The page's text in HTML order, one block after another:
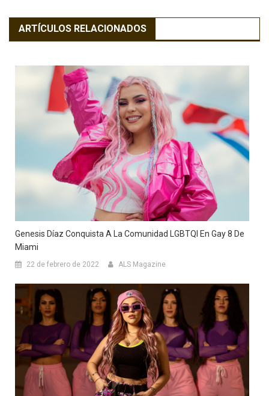
ARTÍCULOS RELACIONADOS
Genesis Díaz Conquista A La Comunidad LGBTQI En Gay 8 De
Miami
22 de febrero de 2022 ALS Magazine